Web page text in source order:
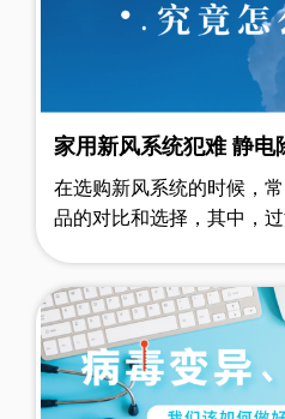
家用新风系统犯难 静
怎么选？
在选购新风系统的时候，
品的对比和选择，其中，